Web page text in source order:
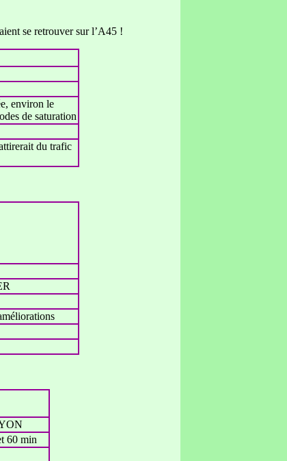
se retrouver sur l’A45 !
environ le
de saturation
du trafic
60 min